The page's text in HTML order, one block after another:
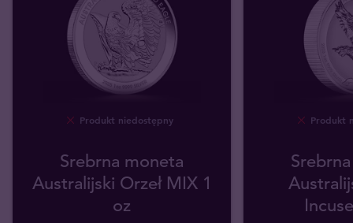
Produkt niedostępny
Srebrna moneta
Australijski Orzeł MIX 1
oz
Produkt